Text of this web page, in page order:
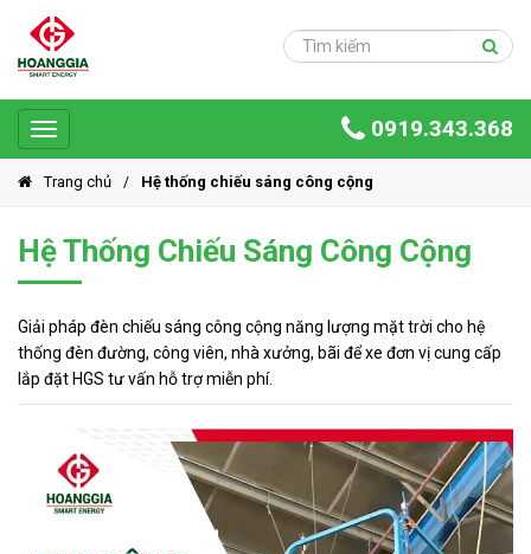
Toggle
navigation
0919.343.368
Trang
chủ
Sản
phẩm
Giải
Ứng
Dự
án
Giới
thiệu
Trang chủ Hệ thống chiếu sáng công cộng
Hệ Thống Chiếu Sáng Công Cộng
Giải pháp đèn chiếu sáng công cộng năng lượng mặt trời cho hệ
thống đèn đường, công viên, nhà xưởng, bãi để xe đơn vị cung cấp
lắp đặt HGS tư vấn hỗ trợ miễn phí.